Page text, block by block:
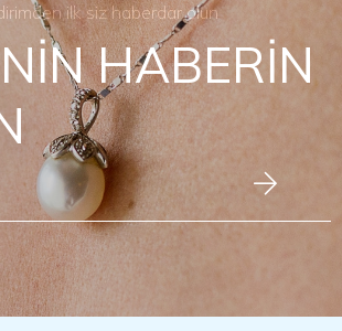
ilk siz haberdar olun